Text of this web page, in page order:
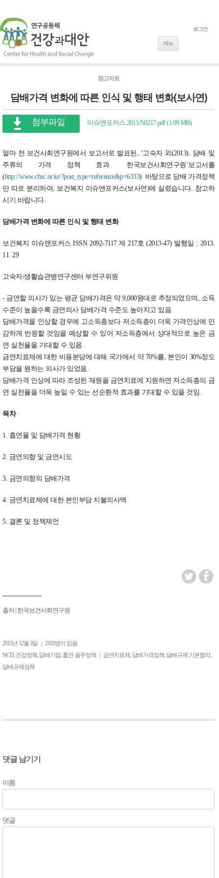
메뉴
로그인
참고자료
담배가격 변화에 따른 인식 및 행태 변화(보사연)
첨부파일 이슈앤포커스.2013.N0217.pdf (1.09 MB)
얼마 전 보건사회연구원에서 보고서로 발표된, ‘고숙자 외(2013). 담배 및
주류의 가격 정책 효과. 한국보건사회연구원’보고서를
(http://www.chsc.or.kr/?post_type=reference&p=6333) 바탕으로 담배 가격정책
만 따로 분리하여, 보건복지 이슈앤포커스(보사연)에 실렸습니다. 참고하
시기 바랍니다.
담배가격 변화에 따른 인식 및 행태 변화
보건복지 이슈앤포커스 ISSN 2092-7117 제 217호 (2013-47) 발행일 : 2013.
11. 29
고숙자/생활습관병연구센터 부연구위원
- 금연할 의사가 있는 평균 담배가격은 약 9,000원대로 추정되었으며, 소득
수준이 높을수록 금연의사 담배가격 수준도 높아지고 있음.
담배가격을 인상할 경우에 고소득층보다 저소득층이 더욱 가격인상에 민
감하게 반응할 것임을 예상할 수 있어 저소득층에서 상대적으로 높은 금
연 실천율을 기대할 수 있음.
금연치료제에 대한 비용분담에 대해 국가에서 약 70%를, 본인이 30%정도
부담을 원하는 의사가 있었음.
담배가격 인상에 따라 조성된 재원을 금연치료에 지원하면 저소득층의 금
연 실천율을 더욱 높일 수 있는 선순환적 효과를 기대할 수 있을 것임.
목차
1. 흡연율 및 담배가격 현황
2. 금연의향 및 금연시도
3. 금연의향의 담배가격
4. 금연치료제에 대한 본인부담 지불의사액
5. 결론 및 정책제언
출처 | 한국보건사회연구원
2013년 12월 3일
2103명이 읽음
NCD,건강정책,담배기업,흡연·음주정책 | 금연치료제 ,담배가격정책,담배규제 기본협약,
담배규제정책
댓글 남기기
이름
댓글